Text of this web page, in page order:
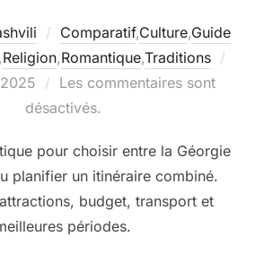
Comparatif,Culture,Guide
,Religion,Romantique,Traditions
Les commentaires sont
désactivés.
pour choisir entre la Géorgie
planifier un itinéraire combiné.
budget, transport et
périodes.